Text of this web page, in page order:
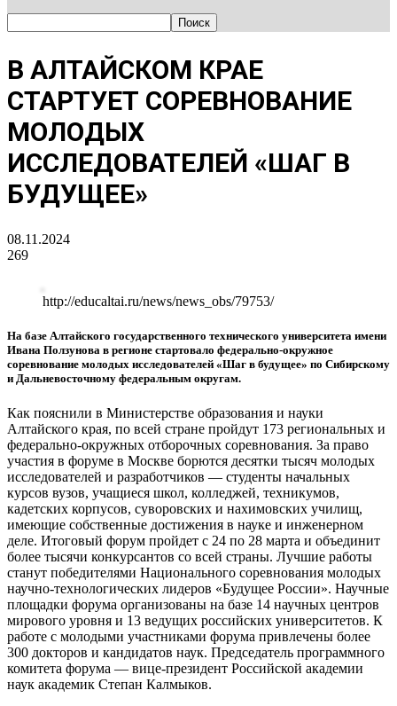
В АЛТАЙСКОМ КРАЕ
СТАРТУЕТ СОРЕВНОВАНИЕ
МОЛОДЫХ
ИССЛЕДОВАТЕЛЕЙ «ШАГ В
БУДУЩЕЕ»
08.11.2024
269
http://educaltai.ru/news/news_obs/79753/
На базе Алтайского государственного технического университета имени
Ивана Ползунова в регионе стартовало федерально-окружное
соревнование молодых исследователей «Шаг в будущее» по Сибирскому
и Дальневосточному федеральным округам.
Как пояснили в Министерстве образования и науки
Алтайского края, по всей стране пройдут 173 региональных и
федерально-окружных отборочных соревнования. За право
участия в форуме в Москве борются десятки тысяч молодых
исследователей и разработчиков — студенты начальных
курсов вузов, учащиеся школ, колледжей, техникумов,
кадетских корпусов, суворовских и нахимовских училищ,
имеющие собственные достижения в науке и инженерном
деле. Итоговый форум пройдет с 24 по 28 марта и объединит
более тысячи конкурсантов со всей страны. Лучшие работы
станут победителями Национального соревнования молодых
научно-технологических лидеров «Будущее России». Научные
площадки форума организованы на базе 14 научных центров
мирового уровня и 13 ведущих российских университетов. К
работе с молодыми участниками форума привлечены более
300 докторов и кандидатов наук. Председатель программного
комитета форума — вице-президент Российской академии
наук академик Степан Калмыков.